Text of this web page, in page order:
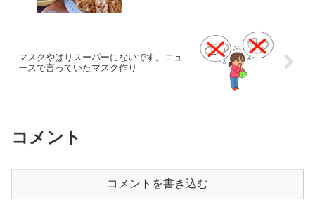
マスクやはりスーパーにないです。ニュ
ースで言っていたマスク作り
コメント
コメントを書き込む